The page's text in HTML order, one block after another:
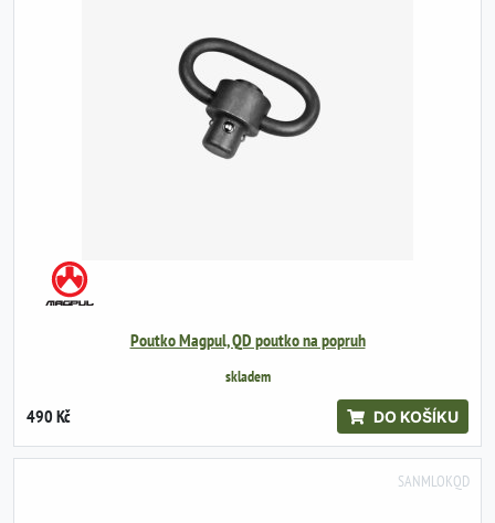
Poutko Magpul, QD poutko na popruh
skladem
490 Kč DO KOŠÍKU
SANMLOKQD